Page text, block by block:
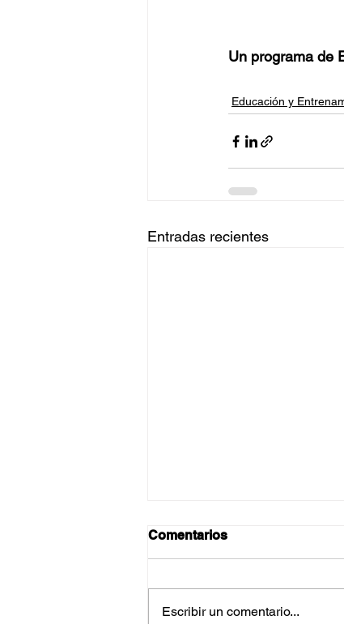
Un programa de
Educación y
Entradas recientes
Comentarios
Escribir un comentario...